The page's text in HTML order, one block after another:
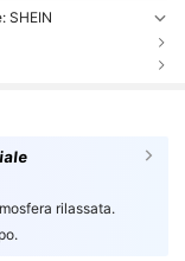
SHEIN
rilassata.